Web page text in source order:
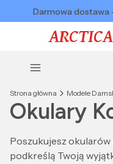
Darmowa dostawa
Menu
Strona główna Modele
Okulary
Poszukujesz
podkreślą Twoją